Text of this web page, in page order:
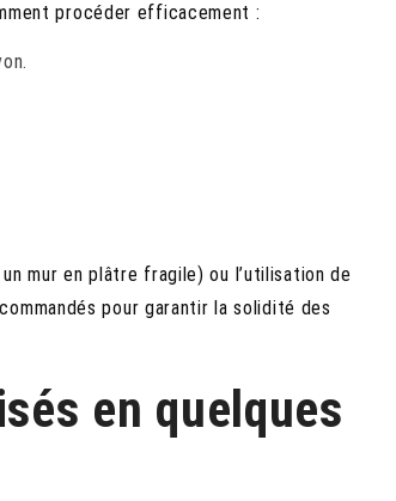
procéder efficacement :
mur en plâtre fragile) ou l’utilisation de
pour garantir la solidité des
en quelques